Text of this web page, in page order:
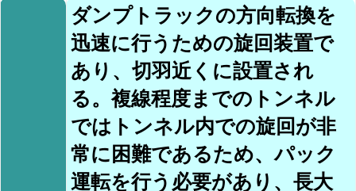
ダンプトラックの方向転換を
迅速に行うための旋回装置で
あり、切羽近くに設置され
る。複線程度までのトンネル
ではトンネル内での旋回が非
常に困難であるため、パック
運転を行う必要があり、長大